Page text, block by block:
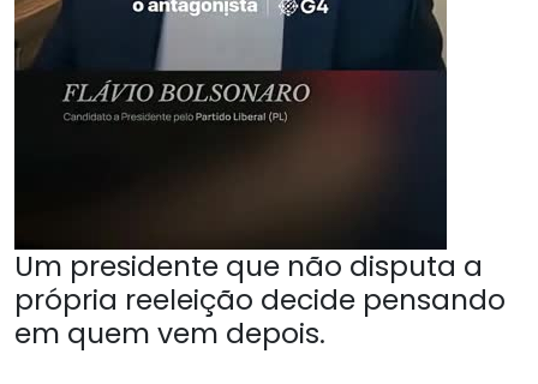
Um presidente que não disputa a
própria reeleição decide pensando
em quem vem depois.